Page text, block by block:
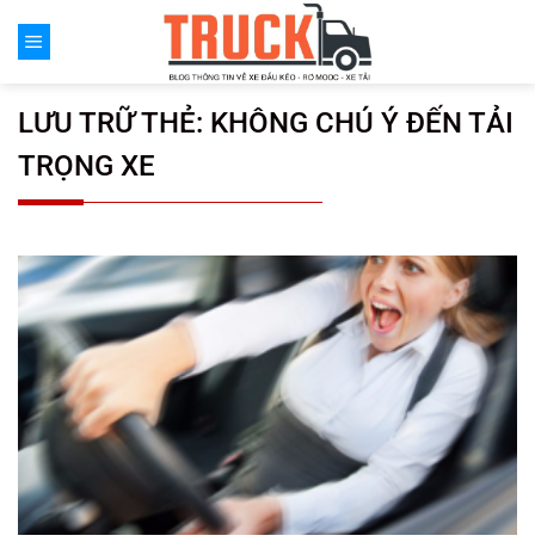
đến
LƯU TRỮ THẺ: KHÔNG CHÚ Ý ĐẾN TẢI
TRỌNG XE